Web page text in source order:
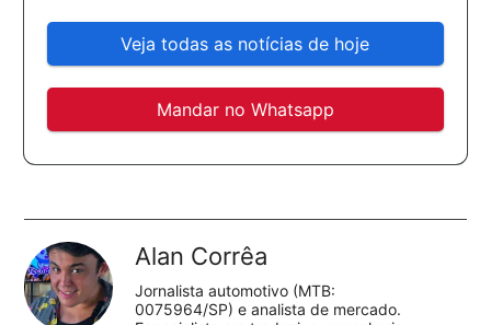
Veja todas as notícias de hoje
Mandar no Whatsapp
Alan Corrêa
Jornalista automotivo (MTB:
0075964/SP) e analista de mercado.